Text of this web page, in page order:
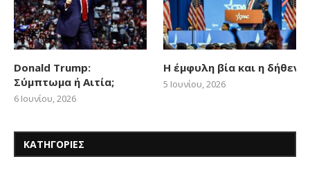
Donald Trump:
Σύμπτωμα ή Αιτία;
6 Ιουνίου, 2026
Η έμφυλη βία και η δήθεν
5 Ιουνίου, 2026
ΚΑΤΗΓΟΡΙΕΣ